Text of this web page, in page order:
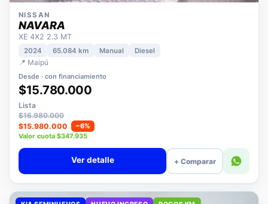
NISSAN
NAVARA
XE 4X2 2.3 MT
2024
📍 Maipú
Desde · con financiamiento
$15.780.000
Lista
$16.980.000
$15.980.000
−6%
Valor cuota $347.935
+ Comparar